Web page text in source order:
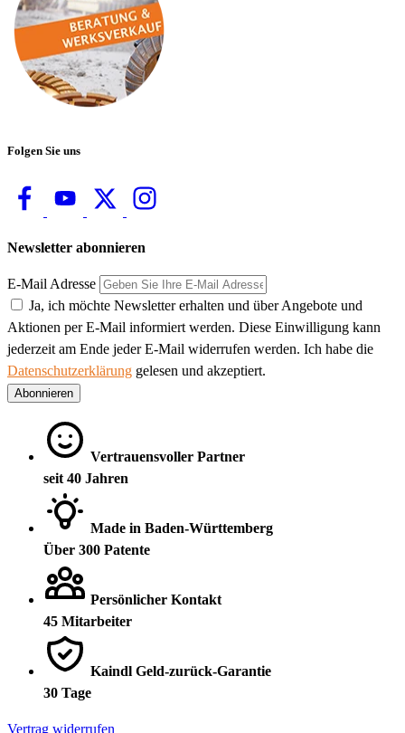
Folgen Sie uns
Newsletter abonnieren
E-Mail Adresse
Ja, ich möchte Newsletter erhalten und über Angebote und
Aktionen per E-Mail informiert werden. Diese Einwilligung kann
jederzeit am Ende jeder E-Mail widerrufen werden. Ich habe die
Datenschutzerklärung gelesen und akzeptiert.
Abonnieren
Vertrauensvoller Partner
seit 40 Jahren
Made in Baden-Württemberg
Über 300 Patente
Persönlicher Kontakt
45 Mitarbeiter
Kaindl Geld-zurück-Garantie
30 Tage
Vertrag widerrufen